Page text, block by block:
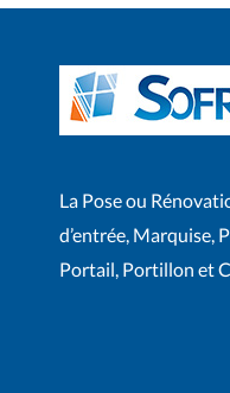
La Pose ou
d’entrée, Marquise,
Portail, Portillon et